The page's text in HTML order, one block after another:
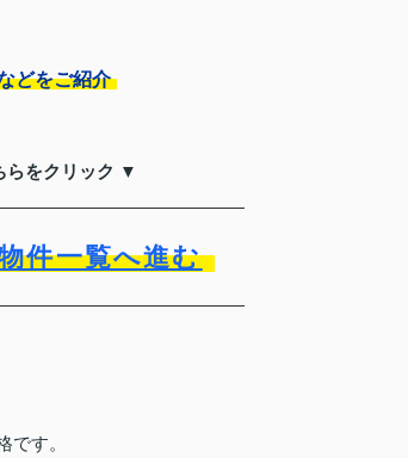
どをご紹介
らをクリック ▼
件一覧へ進む
す。